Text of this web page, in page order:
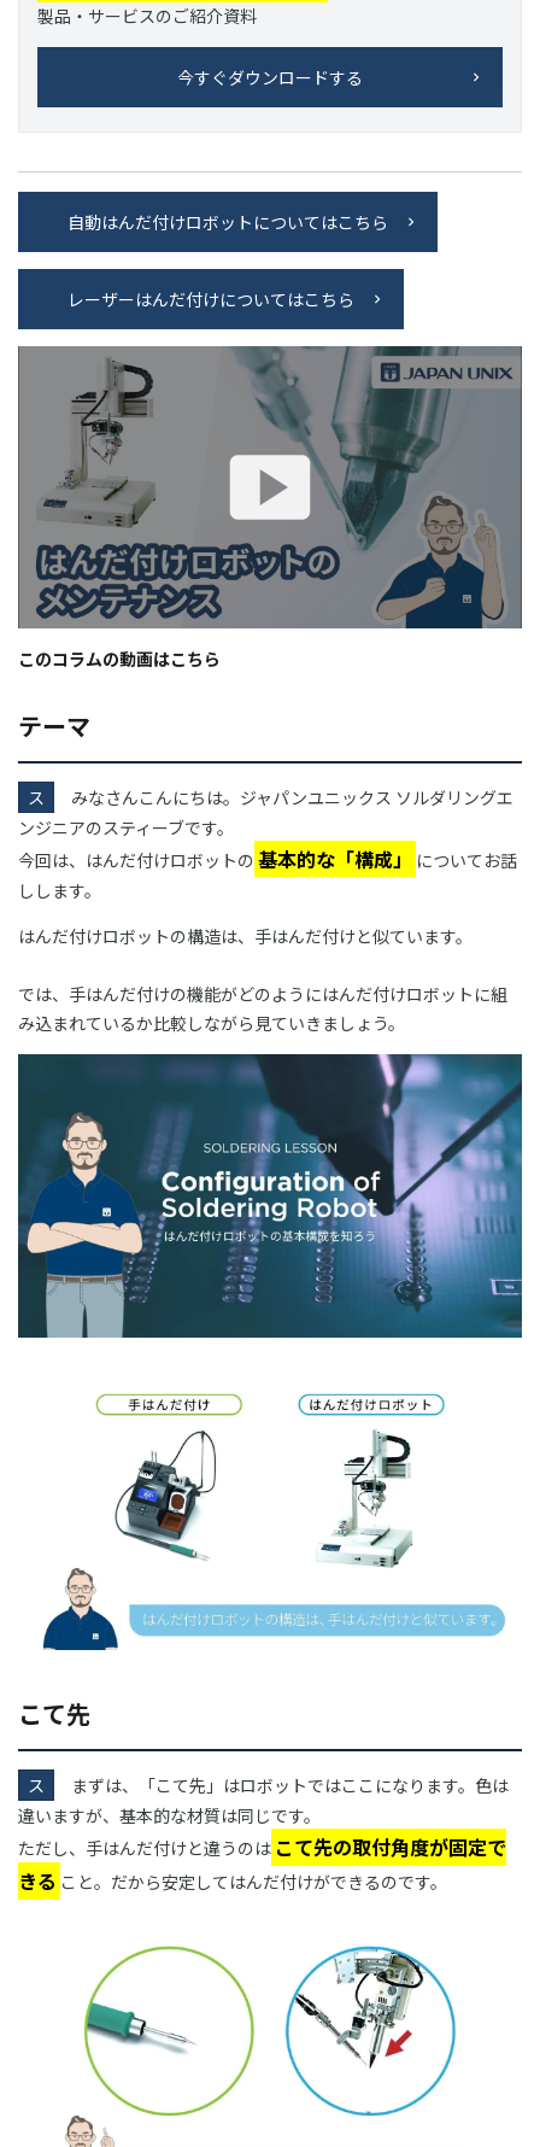
製品・サービスのご紹介資料
今すぐダウンロードする
自動はんだ付けロボットについてはこちら
レーザーはんだ付けについてはこちら
このコラムの動画はこちら
テーマ
ス
みなさんこんにちは。ジャパンユニックス ソルダリングエ
ンジニアのスティーブです。
今回は、はんだ付けロボットの 基本的な「構成」
についてお話
しします。
はんだ付けロボットの構造は、手はんだ付けと似ています。
では、手はんだ付けの機能がどのようにはんだ付けロボットに組
み込まれているか比較しながら見ていきましょう。
こて先
ス
まずは、「こて先」はロボットではここになります。色は
違いますが、基本的な材質は同じです。
ただし、手はんだ付けと違うのは こて先の取付角度が固定で
きる こと。だから安定してはんだ付けができるのです。